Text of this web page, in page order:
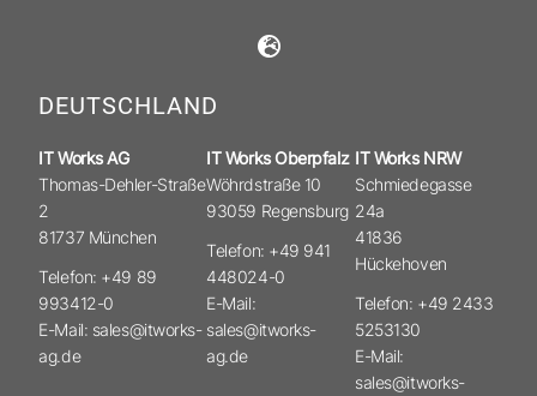
DEUTSCHLAND
IT Works AG
Thomas-Dehler-Straße
2
81737 München
Telefon: +49 89
993412-0
E-Mail: sales@itworks-
ag.de
IT Works Oberpfalz
Wöhrdstraße 10
93059 Regensburg
Telefon: +49 941
448024-0
E-Mail:
sales@itworks-
ag.de
IT Works NRW
Schmiedegasse
24a
41836
Hückehoven
Telefon: +49 2433
5253130
E-Mail:
sales@itworks-